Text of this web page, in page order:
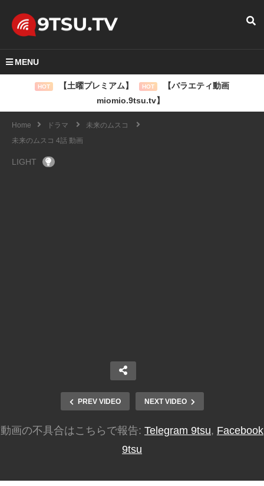
MENU
HOT 【土曜プレミアム】 HOT
【バラエティ動画
miomio.9tsu.tv】
Home ドラマ
未来のムスコ
未来のムスコ 4話 動画
LIGHT
PREV VIDEO NEXT VIDEO
動画の不具合はこちらで報告: Telegram 9tsu, Facebook
9tsu